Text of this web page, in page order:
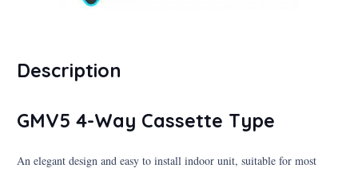
Description
GMV5 4-Way Cassette Type
An elegant design and easy to install indoor unit, suitable for most